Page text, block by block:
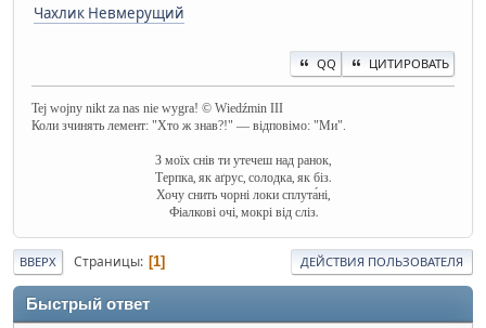
Чахлик Невмерущий
QQ ЦИТИРОВАТЬ
Tej wojny nikt za nas nie wygra! © Wiedźmin III
Коли зчинять лемент: "Хто ж знав?!" — відповімо: "Ми".
З моїх снів ти утечеш над ранок,
Терпка, як аґрус, солодка, як біз.
Хочу снить чорні локи сплута́ні,
Фіалкові очі, мокрі від сліз.
ВВЕРХ Страницы 1 ДЕЙСТВИЯ ПОЛЬЗОВАТЕЛЯ
Быстрый ответ